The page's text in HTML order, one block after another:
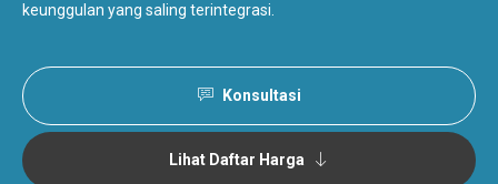
keunggulan yang saling terintegrasi.
Konsultasi
Lihat Daftar Harga